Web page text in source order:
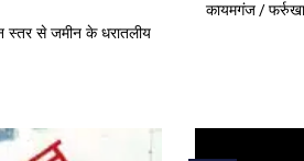
स्तर से जमीन के धरातलीय
कायमगंज /